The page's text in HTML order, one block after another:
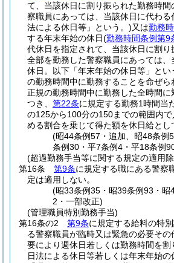
て、当該休日に割り振られた勤務時
察職員にあっては、当該休日に代わる
法による休日等」という。)又は勤務
する年末年始の休日(勤務時間条例第9
代休日を指定されて、当該休日に割
全部を勤務した警察職員にあっては
休日。以下「年末年始の休日等」とい
の勤務時間中に勤務することを命ぜら
正規の勤務時間中に勤務した全時間に
つき、 第22条に規定する勤務1時間当
の125から100分の150までの範囲内
める割合を乗じて得た額を休日給とし
(昭44条例57・追加、昭48条例
条例30・平7条例4・平18条例
(超過勤務手当等に関する規定の適用
第16条
第9条に規定する職にある警察
定は適用しない。
(昭33条例35・昭39条例93・昭
2・一部改正)
(管理職員特別勤務手当)
第16条の2
第9条に規定する給料の特
る警察職員が臨時又は緊急の必要そ
要により週休日若しくは勤務時間を
日法による休日等若しくは年末年始の